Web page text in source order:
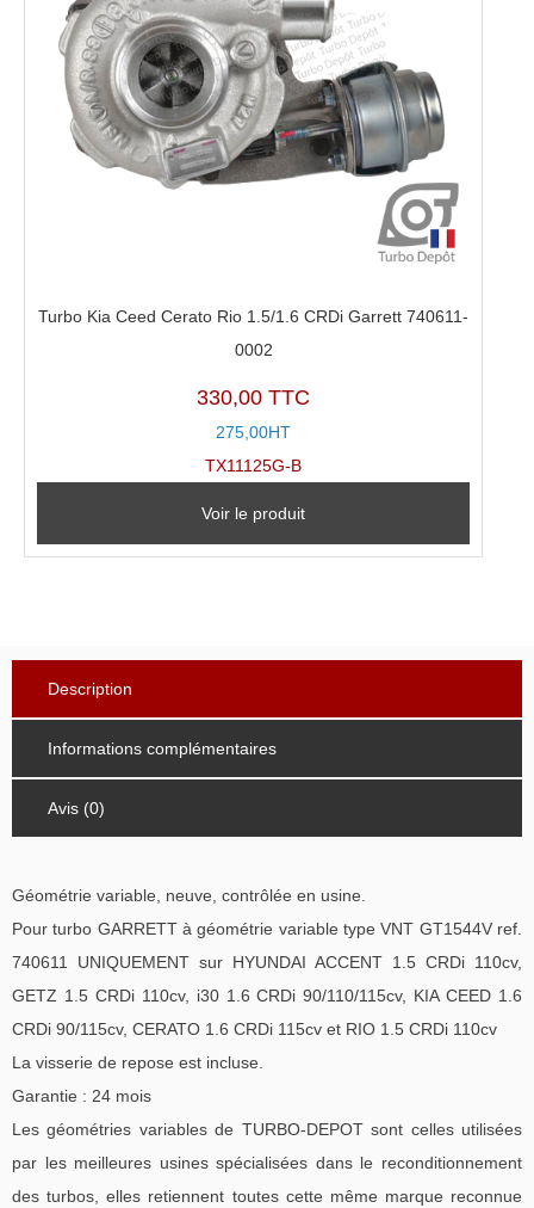
Turbo Kia Ceed Cerato Rio 1.5/1.6 CRDi Garrett 740611-
0002
330,00 TTC
275,00HT
TX11125G-B
Voir le produit
Description
Informations complémentaires
Avis (0)
Géométrie variable, neuve, contrôlée en usine.
Pour turbo GARRETT à géométrie variable type VNT GT1544V ref.
740611 UNIQUEMENT sur HYUNDAI ACCENT 1.5 CRDi 110cv,
GETZ 1.5 CRDi 110cv, i30 1.6 CRDi 90/110/115cv, KIA CEED 1.6
CRDi 90/115cv, CERATO 1.6 CRDi 115cv et RIO 1.5 CRDi 110cv
La visserie de repose est incluse.
Garantie : 24 mois
Les géométries variables de TURBO-DEPOT sont celles utilisées
par les meilleures usines spécialisées dans le reconditionnement
des turbos, elles retiennent toutes cette même marque reconnue